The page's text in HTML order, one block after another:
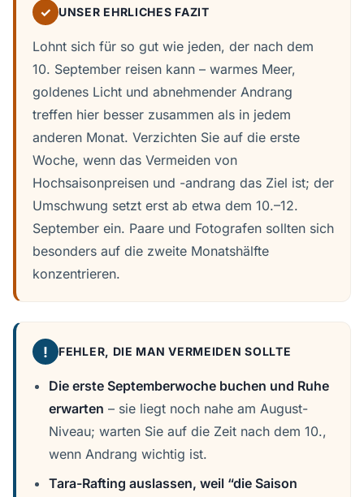
✓ UNSER EHRLICHES FAZIT
Lohnt sich für so gut wie jeden, der nach dem
10. September reisen kann – warmes Meer,
goldenes Licht und abnehmender Andrang
treffen hier besser zusammen als in jedem
anderen Monat. Verzichten Sie auf die erste
Woche, wenn das Vermeiden von
Hochsaisonpreisen und -andrang das Ziel ist; der
Umschwung setzt erst ab etwa dem 10.–12.
September ein. Paare und Fotografen sollten sich
besonders auf die zweite Monatshälfte
konzentrieren.
! FEHLER, DIE MAN VERMEIDEN SOLLTE
Die erste Septemberwoche buchen und Ruhe
erwarten – sie liegt noch nahe am August-
Niveau; warten Sie auf die Zeit nach dem 10.,
wenn Andrang wichtig ist.
Tara-Rafting auslassen, weil “die Saison